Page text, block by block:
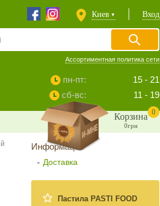
Киев ▼ Вход
Ассортиментная политика сети
пн-пт:
15 - 21
сб-вс:
11 - 19
Корзина 0
0грн
Информация
Доставка
Пастила PASTI FOОD